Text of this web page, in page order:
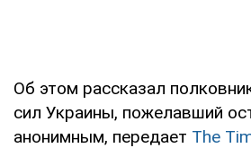
Об этом рассказал
сил Украины, пожелавший
анонимным, передает The